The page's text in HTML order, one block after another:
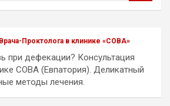
Проктолога в клинике «СОВА»
при дефекации? Консультация
СОВА (Евпатория). Деликатный
методы лечения.